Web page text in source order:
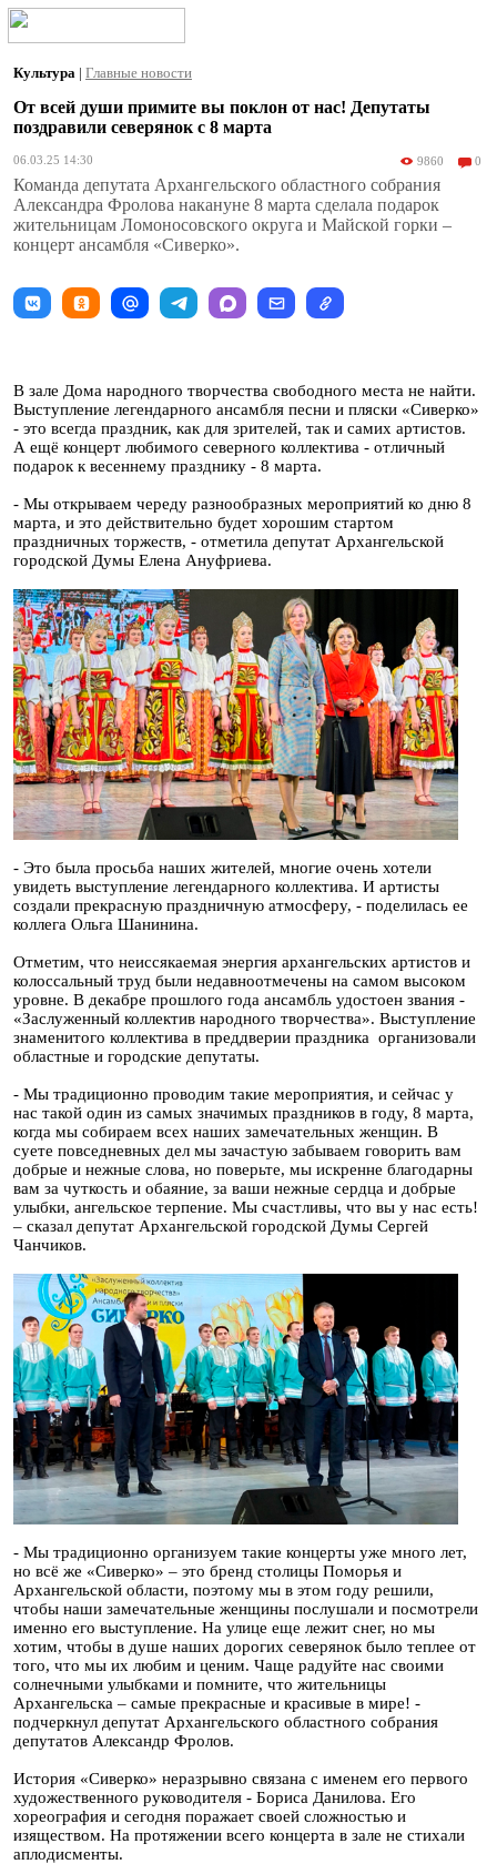
Культура | Главные новости
От всей души примите вы поклон от нас! Депутаты
поздравили северянок с 8 марта
06.03.25 14:30 9860 0
Команда депутата Архангельского областного собрания
Александра Фролова накануне 8 марта сделала подарок
жительницам Ломоносовского округа и Майской горки –
концерт ансамбля «Сиверко».
В зале Дома народного творчества свободного места не найти.
Выступление легендарного ансамбля песни и пляски «Сиверко»
- это всегда праздник, как для зрителей, так и самих артистов.
А ещё концерт любимого северного коллектива - отличный
подарок к весеннему празднику - 8 марта.
- Мы открываем череду разнообразных мероприятий ко дню 8
марта, и это действительно будет хорошим стартом
праздничных торжеств, - отметила депутат Архангельской
городской Думы Елена Ануфриева.
- Это была просьба наших жителей, многие очень хотели
увидеть выступление легендарного коллектива. И артисты
создали прекрасную праздничную атмосферу, - поделилась ее
коллега Ольга Шанинина.
Отметим, что неиссякаемая энергия архангельских артистов и
колоссальный труд были недавноотмечены на самом высоком
уровне. В декабре прошлого года ансамбль удостоен звания -
«Заслуженный коллектив народного творчества». Выступление
знаменитого коллектива в преддверии праздника организовали
областные и городские депутаты.
- Мы традиционно проводим такие мероприятия, и сейчас у
нас такой один из самых значимых праздников в году, 8 марта,
когда мы собираем всех наших замечательных женщин. В
суете повседневных дел мы зачастую забываем говорить вам
добрые и нежные слова, но поверьте, мы искренне благодарны
вам за чуткость и обаяние, за ваши нежные сердца и добрые
улыбки, ангельское терпение. Мы счастливы, что вы у нас есть!
– сказал депутат Архангельской городской Думы Сергей
Чанчиков.
- Мы традиционно организуем такие концерты уже много лет,
но всё же «Сиверко» – это бренд столицы Поморья и
Архангельской области, поэтому мы в этом году решили,
чтобы наши замечательные женщины послушали и посмотрели
именно его выступление. На улице еще лежит снег, но мы
хотим, чтобы в душе наших дорогих северянок было теплее от
того, что мы их любим и ценим. Чаще радуйте нас своими
солнечными улыбками и помните, что жительницы
Архангельска – самые прекрасные и красивые в мире! -
подчеркнул депутат Архангельского областного собрания
депутатов Александр Фролов.
История «Сиверко» неразрывно связана с именем его первого
художественного руководителя - Бориса Данилова. Его
хореография и сегодня поражает своей сложностью и
изяществом. На протяжении всего концерта в зале не стихали
аплодисменты.